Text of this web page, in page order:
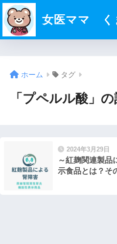
女医ママ く
ホーム タグ
「プペルル酸」
2024年3月29日
～紅麹関連製品
示食品とは？そ